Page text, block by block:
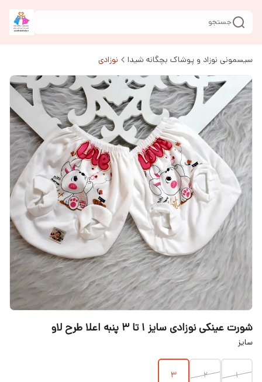
جستجو
سیسمونی نوزاد و پوشاک بچگانه شیدا نوزادی
شورت عینکی نوزادی سایز ۱ تا ۳ پنبه اعلا طرح لاو
سایز
۱ ۲ ۳